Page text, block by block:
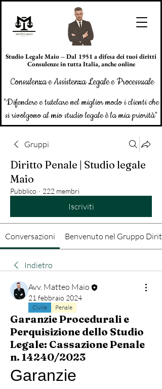
Studio Legale Maio – Dal 1951 a difesa dei tuoi diritti
Consulenze in tutta Italia, anche online
Consulenza e Assistenza Legale e Processuale
"Difendere e tutelare nel miglior modo i clienti che
si rivolgono al mio studio legale è la mia priorità"
Gruppi
Diritto Penale | Studio legale
Maio
Pubblico · 222 membri
Iscriviti
Conversazioni Benvenuto nel Gruppo
Indietro
Avv. Matteo Maio
21 febbraio 2024
Civile Penale
Garanzie Procedurali e
Perquisizione dello Studio
Legale: Cassazione Penale
n. 14240/2023
Garanzie